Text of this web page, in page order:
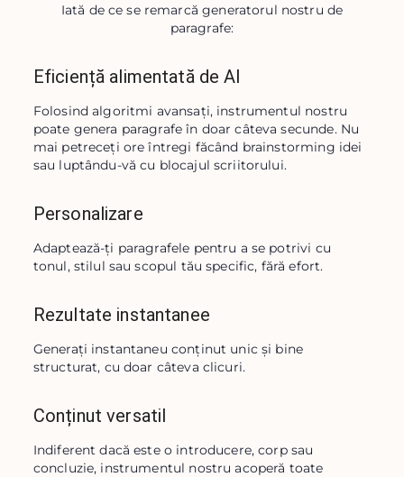
Iată de ce se remarcă generatorul nostru de
paragrafe:
Eficiență alimentată de AI
Folosind algoritmi avansați, instrumentul nostru
poate genera paragrafe în doar câteva secunde. Nu
mai petreceți ore întregi făcând brainstorming idei
sau luptându-vă cu blocajul scriitorului.
Personalizare
Adaptează-ți paragrafele pentru a se potrivi cu
tonul, stilul sau scopul tău specific, fără efort.
Rezultate instantanee
Generați instantaneu conținut unic și bine
structurat, cu doar câteva clicuri.
Conținut versatil
Indiferent dacă este o introducere, corp sau
concluzie, instrumentul nostru acoperă toate